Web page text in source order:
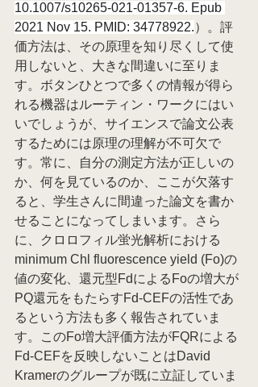
10.1007/s10265-021-01357-6. Epub
2021 Nov 15. PMID: 34778922.）。評
価方法は、その原理を知り尽くして使
用しないと、大きな間違いに至りま
す。ボタンひとつで多くの情報が得ら
れる機器はルーティン・ワークにはい
いでしょうが、サイエンスで論文公表
するためには原理の理解が不可欠で
す。常に、自分の測定方法が正しいの
か、何を見ているのか、ここが欠落す
ると、学生さんに間違った論文を書か
せることになってしまいます。さら
に、クロロフィル蛍光解析における
minimum Chl fluorescence yield (Fo)の
値の変化、還元型FdによるFoの増大が
PQ還元をもたらすFd-CEFの活性であ
るという方法も多く報告されていま
す。このFo増大評価方法がFQRによる
Fd-CEFを反映しないことはDavid
Kramerのグループが既に立証していま